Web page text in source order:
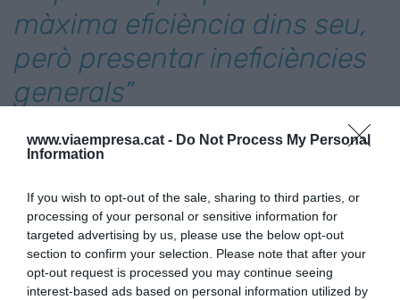
www.viaempresa.cat - Do Not Process My Personal
Information
If you wish to opt-out of the sale, sharing to third parties, or
processing of your personal or sensitive information for
targeted advertising by us, please use the below opt-out
section to confirm your selection. Please note that after your
opt-out request is processed you may continue seeing
interest-based ads based on personal information utilized by
màxima eficiència dins seu,
però presentar ineficiències
generals”
Però com es tradueix tot això en accions reals?
projectes en què han treballat en els darrers
anys. Un d’ells és amb el grup Damm, al qual “fa
més de deu anys” que acompanyen en el càlcul
de la petjada de carboni, tant a escala
d’organització com de producte. “Tenim un